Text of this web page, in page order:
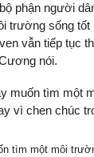
phận người
trường sống tốt
vẫn tiếp tục
nói.
tìm một môi